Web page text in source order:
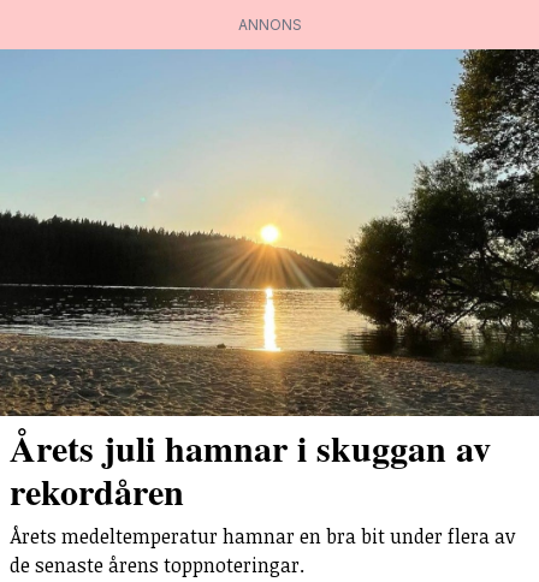
ANNONS
Årets juli hamnar i skuggan av
rekordåren
Årets medeltemperatur hamnar en bra bit under flera av
de senaste årens toppnoteringar.